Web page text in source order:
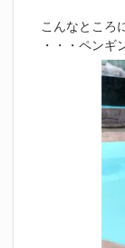
こんなところ
・・・ペンギ